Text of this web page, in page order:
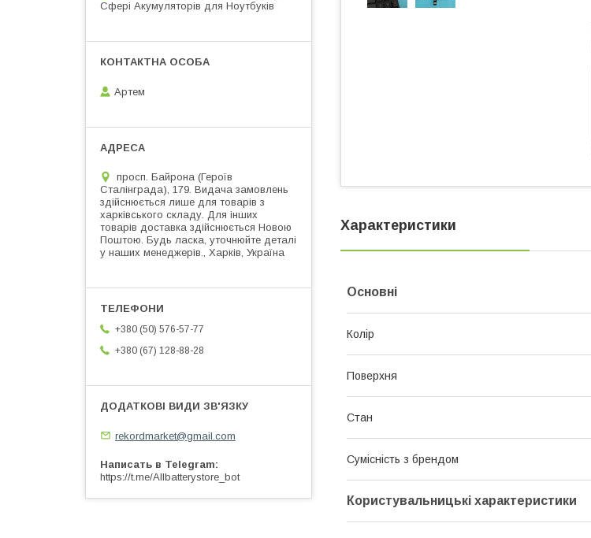
Характеристики
Основні
Колір
Поверхня
Стан
Сумісність з брендом
Користувальницькі характеристики
Сфері Акумуляторів для Ноутбуків
Артем
просп. Байрона (Героїв
Сталінграда), 179. Видача замовлень
здійснюється лише для товарів з
харківського складу. Для інших
товарів доставка здійснюється Новою
Поштою. Будь ласка, уточнюйте деталі
у наших менеджерів., Харків, Україна
+380 (50) 576-57-77
+380 (67) 128-88-28
rekordmarket@gmail.com
Написать в Telegram
https://t.me/Allbatterystore_bot